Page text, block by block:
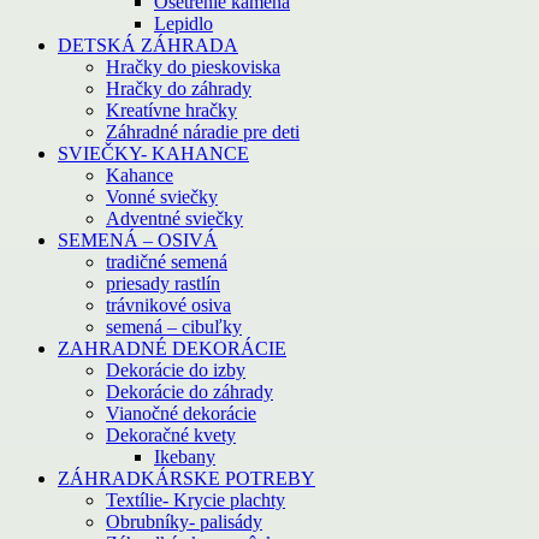
Lepidlo
DETSKÁ ZÁHRADA
Hračky do pieskoviska
Hračky do záhrady
Kreatívne hračky
Záhradné náradie pre deti
SVIEČKY- KAHANCE
Kahance
Vonné sviečky
Adventné sviečky
SEMENÁ – OSIVÁ
tradičné semená
priesady rastlín
trávnikové osiva
semená – cibuľky
ZAHRADNÉ DEKORÁCIE
Dekorácie do izby
Dekorácie do záhrady
Vianočné dekorácie
Dekoračné kvety
Ikebany
ZÁHRADKÁRSKE POTREBY
Textílie- Krycie plachty
Obrubníky- palisády